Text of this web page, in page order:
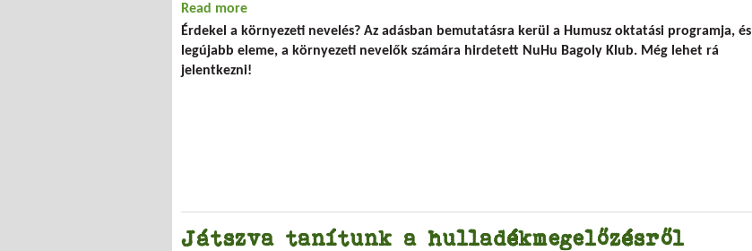
Read more
Érdekel a környezeti nevelés? Az adásban bemutatásra kerül a Humusz oktatási programja, és
legújabb eleme, a környezeti nevelők számára hirdetett NuHu Bagoly Klub. Még lehet rá
jelentkezni!
Játszva tanítunk a hulladékmegelőzésről